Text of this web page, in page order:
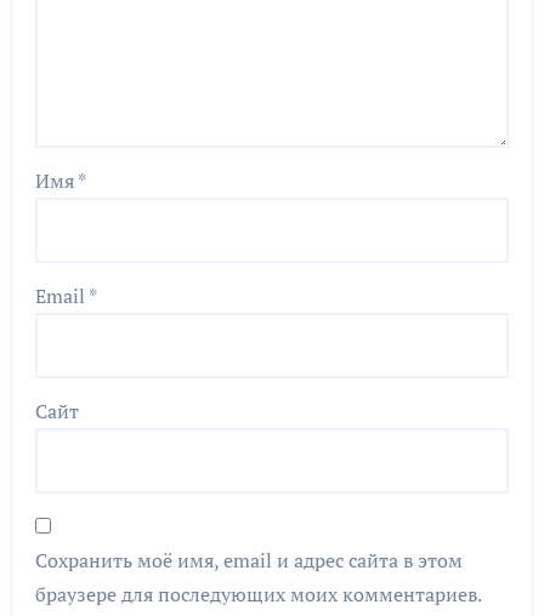
Имя*
Email *
Сайт
Сохранить моё имя, email и адрес сайта в этом
браузере для последующих моих комментариев.